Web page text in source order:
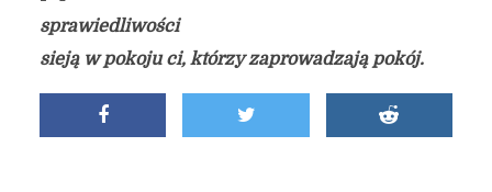
sprawiedliwości
sieją w pokoju ci, którzy zaprowadzają pokój.